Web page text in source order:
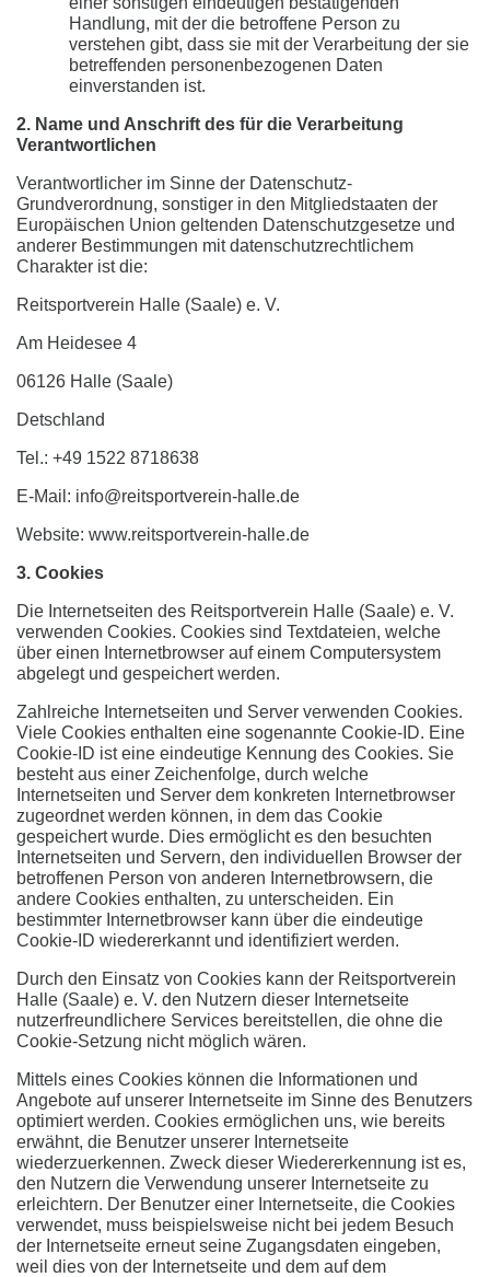
Handlung, mit der die betroffene Person zu
verstehen gibt, dass sie mit der Verarbeitung der sie
betreffenden personenbezogenen Daten
einverstanden ist.
2. Name und Anschrift des für die Verarbeitung
Verantwortlichen
Verantwortlicher im Sinne der Datenschutz-
Grundverordnung, sonstiger in den Mitgliedstaaten der
Europäischen Union geltenden Datenschutzgesetze und
anderer Bestimmungen mit datenschutzrechtlichem
Charakter ist die:
Reitsportverein Halle (Saale) e. V.
Am Heidesee 4
06126 Halle (Saale)
Detschland
Tel.: +49 1522 8718638
E-Mail: info@reitsportverein-halle.de
Website: www.reitsportverein-halle.de
3. Cookies
Die Internetseiten des Reitsportverein Halle (Saale) e. V.
verwenden Cookies. Cookies sind Textdateien, welche
über einen Internetbrowser auf einem Computersystem
abgelegt und gespeichert werden.
Zahlreiche Internetseiten und Server verwenden Cookies.
Viele Cookies enthalten eine sogenannte Cookie-ID. Eine
Cookie-ID ist eine eindeutige Kennung des Cookies. Sie
besteht aus einer Zeichenfolge, durch welche
Internetseiten und Server dem konkreten Internetbrowser
zugeordnet werden können, in dem das Cookie
gespeichert wurde. Dies ermöglicht es den besuchten
Internetseiten und Servern, den individuellen Browser der
betroffenen Person von anderen Internetbrowsern, die
andere Cookies enthalten, zu unterscheiden. Ein
bestimmter Internetbrowser kann über die eindeutige
Cookie-ID wiedererkannt und identifiziert werden.
Durch den Einsatz von Cookies kann der Reitsportverein
Halle (Saale) e. V. den Nutzern dieser Internetseite
nutzerfreundlichere Services bereitstellen, die ohne die
Cookie-Setzung nicht möglich wären.
Mittels eines Cookies können die Informationen und
Angebote auf unserer Internetseite im Sinne des Benutzers
optimiert werden. Cookies ermöglichen uns, wie bereits
erwähnt, die Benutzer unserer Internetseite
wiederzuerkennen. Zweck dieser Wiedererkennung ist es,
den Nutzern die Verwendung unserer Internetseite zu
erleichtern. Der Benutzer einer Internetseite, die Cookies
verwendet, muss beispielsweise nicht bei jedem Besuch
der Internetseite erneut seine Zugangsdaten eingeben,
weil dies von der Internetseite und dem auf dem